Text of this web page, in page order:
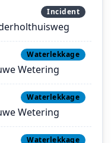
Incident
Waterlekkage
Wetering
Waterlekkage
Wetering
Waterlekkage